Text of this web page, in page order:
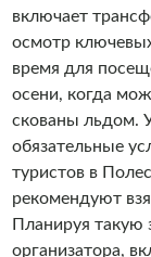
включает
осмотр
время для
осени, когда
скованы льдом.
обязательные
туристов в
рекомендуют
Планируя такую
организатора,